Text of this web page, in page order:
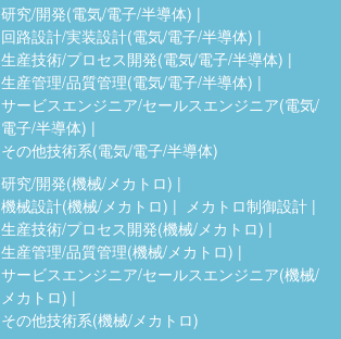
研究/開発(電気/電子/半導体)
回路設計/実装設計(電気/電子/半導体)
生産技術/プロセス開発(電気/電子/半導体)
生産管理/品質管理(電気/電子/半導体)
サービスエンジニア/セールスエンジニア(電気/
電子/半導体)
その他技術系(電気/電子/半導体)
研究/開発(機械/メカトロ)
機械設計(機械/メカトロ)
メカトロ制御設計
生産技術/プロセス開発(機械/メカトロ)
生産管理/品質管理(機械/メカトロ)
サービスエンジニア/セールスエンジニア(機械/
メカトロ)
その他技術系(機械/メカトロ)